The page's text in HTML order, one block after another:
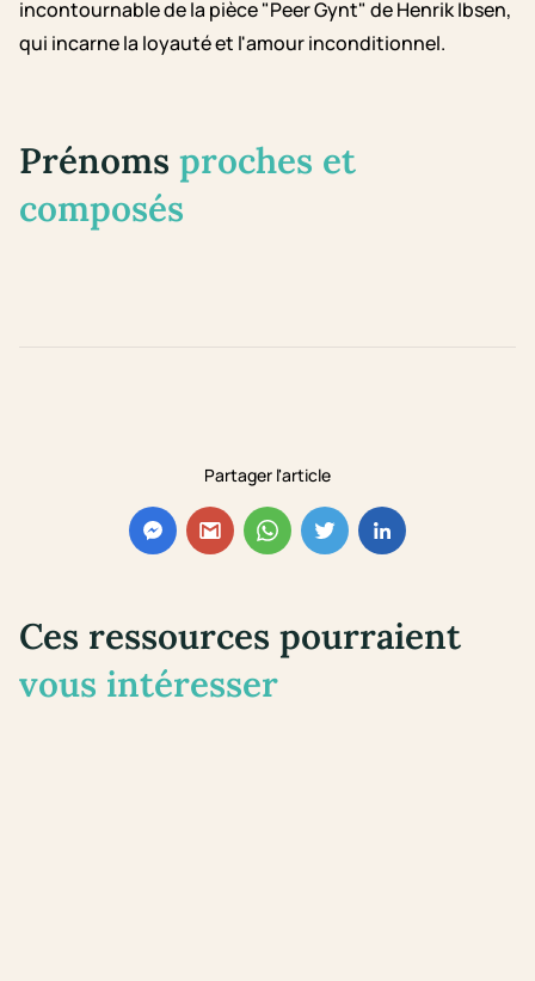
Partager l'article
incontournable de la pièce "Peer Gynt" de Henrik Ibsen,
qui incarne la loyauté et l'amour inconditionnel.
Prénoms proches et
composés
Ces ressources pourraient
vous intéresser